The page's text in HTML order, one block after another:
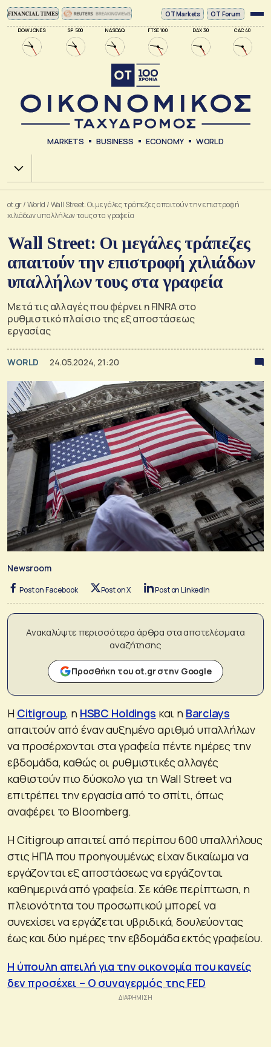
DOW JONES SP 500 NASDAQ FTSE 100 DAX 30 CAC 40
ΟΤ Markets OT Forum
MARKETS BUSINESS ECONOMY WORLD
Χ.Α.
ot.gr/World /Wall Street: Οι μεγάλες τράπεζες απαιτούν την επιστροφή
χιλιάδων υπαλλήλων τους στα γραφεία
Wall Street: Οι μεγάλες τράπεζες
απαιτούν την επιστροφή χιλιάδων
υπαλλήλων τους στα γραφεία
Μετά τις αλλαγές που φέρνει η FINRA στο
ρυθμιστικό πλαίσιο της εξ αποστάσεως
εργασίας
WORLD 24.05.2024, 21:20
Newsroom
Post on Facebook Post on X Post on LinkedIn
Ανακαλύψτε περισσότερα άρθρα στα αποτελέσματα
αναζήτησης
Προσθήκη του ot.gr στην Google
Η Citigroup, η HSBC Holdings και η Barclays
απαιτούν από έναν αυξημένο αριθμό υπαλλήλων
να προσέρχονται στα γραφεία πέντε ημέρες την
εβδομάδα, καθώς οι ρυθμιστικές αλλαγές
καθιστούν πιο δύσκολο για τη Wall Street να
επιτρέπει την εργασία από το σπίτι, όπως
αναφέρει το Bloomberg.
Η Citigroup απαιτεί από περίπου 600 υπαλλήλους
στις ΗΠΑ που προηγουμένως είχαν δικαίωμα να
εργάζονται εξ αποστάσεως να εργάζονται
καθημερινά από γραφεία. Σε κάθε περίπτωση, η
πλειονότητα του προσωπικού μπορεί να
συνεχίσει να εργάζεται υβριδικά, δουλεύοντας
έως και δύο ημέρες την εβδομάδα εκτός γραφείου.
H ύπουλη απειλή για την οικονομία που κανείς
δεν προσέχει – Ο συναγερμός της FED